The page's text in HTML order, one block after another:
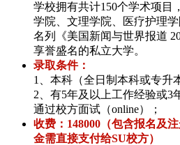
学校拥有共计150个学术项目
学院、文理学院、医疗护理
名列《美国新闻与世界报道
享誉盛名的私立大学。
录取条件：
1、本科（全日制本科或专升
2、有5年及以上工作经验或3
通过校方面试（online）；
收费：148000（包含报名及
金需直接支付给SU校方）